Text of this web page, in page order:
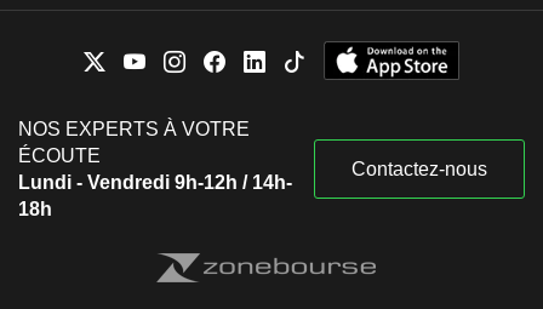
NOS EXPERTS À VOTRE
ÉCOUTE
Lundi - Vendredi 9h-12h / 14h-
18h
Contactez-nous